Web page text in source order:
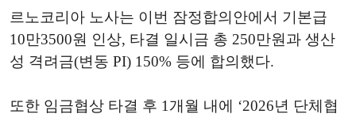
르노코리아 노사는 이번 잠정합의안에서 기본급
10만3500원 인상, 타결 일시금 총 250만원과 생산
성 격려금(변동 PI) 150% 등에 합의했다.
또한 임금협상 타결 후 1개월 내에 ‘2026년 단체협